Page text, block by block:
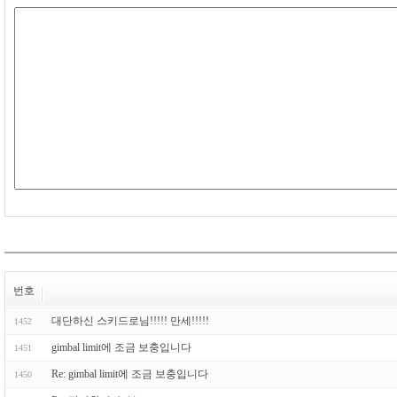
번호
1452 대단하신 스키드로님!!!!! 만세!!!!!
1451 gimbal limit에 조금 보충입니다
1450 Re: gimbal limit에 조금 보충입니다